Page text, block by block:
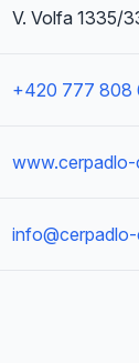
V. Volfa 1335/
+420 777 808